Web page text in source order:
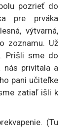
pozrieť do
pre prváka
výtvarná,
zoznamu. Už
Prišli sme do
nás privítala a
pani učiteľke
zatiaľ išli k
(Tu